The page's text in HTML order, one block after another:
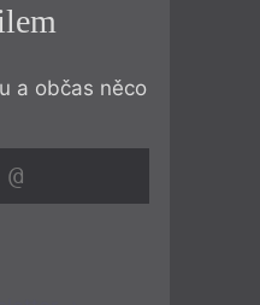
a občas něco